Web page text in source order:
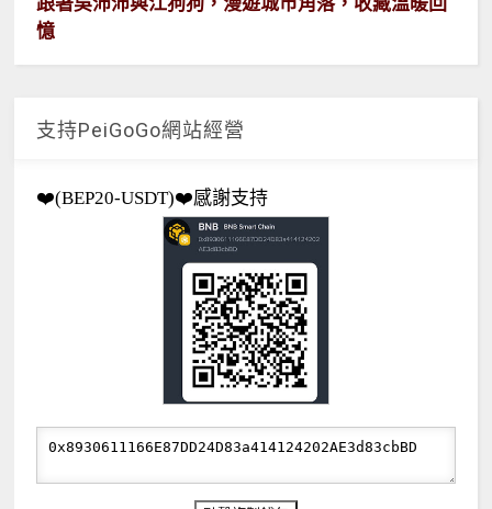
憶
支持PeiGoGo網站經營
❤️(BEP20-USDT)❤️感謝支持